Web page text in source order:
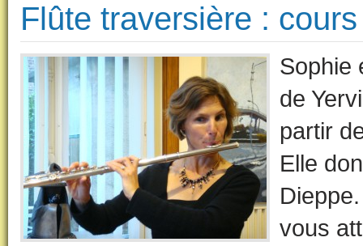
Flûte traversière : cours
Sophie
de
partir
Elle
vous